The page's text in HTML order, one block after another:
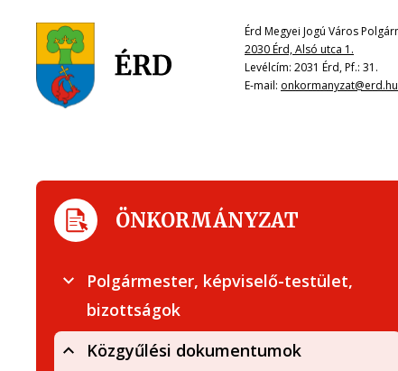
Érd Megyei Jogú Város
2030 Érd, Alsó utca 1.
Levélcím: 2031 Érd, Pf.: 31.
E-mail: onkormanyzat@erd.hu
ÖNKORMÁNYZAT
Polgármester, képviselő-testület,
bizottságok
Közgyűlési dokumentumok